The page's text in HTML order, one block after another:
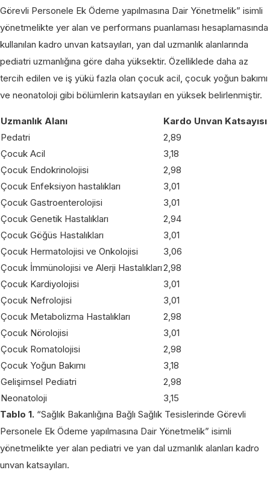
Görevli Personele Ek Ödeme yapılmasına Dair Yönetmelik” isimli
yönetmelikte yer alan ve performans puanlaması hesaplamasında
kullanılan kadro unvan katsayıları, yan dal uzmanlık alanlarında
pediatri uzmanlığına göre daha yüksektir. Özelliklede daha az
tercih edilen ve iş yükü fazla olan çocuk acil, çocuk yoğun bakımı
ve neonatoloji gibi bölümlerin katsayıları en yüksek belirlenmiştir.
Uzmanlık Alanı
Kardo Unvan Katsayısı
Pedatri
2,89
Çocuk Acil
3,18
Çocuk Endokrinolojisi
2,98
Çocuk Enfeksiyon hastalıkları
3,01
Çocuk Gastroenterolojisi
3,01
Çocuk Genetik Hastalıkları
2,94
Çocuk Göğüs Hastalıkları
3,01
Çocuk Hermatolojisi ve Onkolojisi
3,06
Çocuk İmmünolojisi ve Alerji Hastalıkları2,98
Çocuk Kardiyolojisi
3,01
Çocuk Nefrolojisi
3,01
Çocuk Metabolizma Hastalıkları
2,98
Çocuk Nörolojisi
3,01
Çocuk Romatolojisi
2,98
Çocuk Yoğun Bakımı
3,18
Gelişimsel Pediatri
2,98
Neonatoloji
3,15
Tablo 1. “Sağlık Bakanlığına Bağlı Sağlık Tesislerinde Görevli
Personele Ek Ödeme yapılmasına Dair Yönetmelik” isimli
yönetmelikte yer alan pediatri ve yan dal uzmanlık alanları kadro
unvan katsayıları.